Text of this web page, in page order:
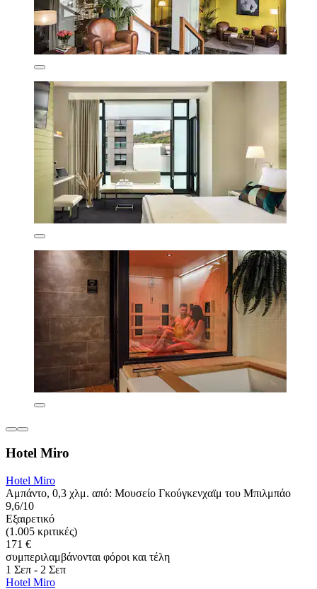
Hotel Miro
Hotel Miro
Αμπάντο, 0,3 χλμ. από: Μουσείο Γκούγκενχαϊμ του Μπιλμπάο
9,6/10
Εξαιρετικό
(1.005 κριτικές)
171 €
συμπεριλαμβάνονται φόροι και τέλη
1 Σεπ - 2 Σεπ
Hotel Miro